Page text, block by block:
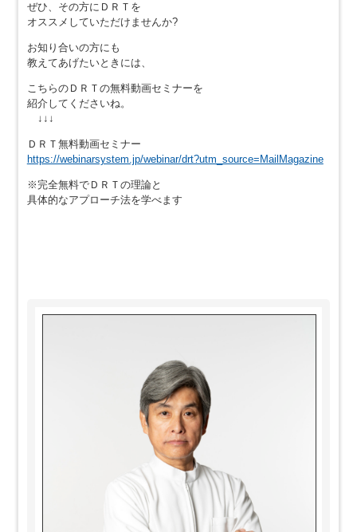
ぜひ、その方にＤＲＴを
オススメしていただけませんか?
お知り合いの方にも
教えてあげたいときには、
こちらのＤＲＴの無料動画セミナーを
紹介してくださいね。
↓↓↓
ＤＲＴ無料動画セミナー
https://webinarsystem.jp/webinar/drt?utm_source=MailMagazine
※完全無料でＤＲＴの理論と
具体的なアプローチ法を学べます